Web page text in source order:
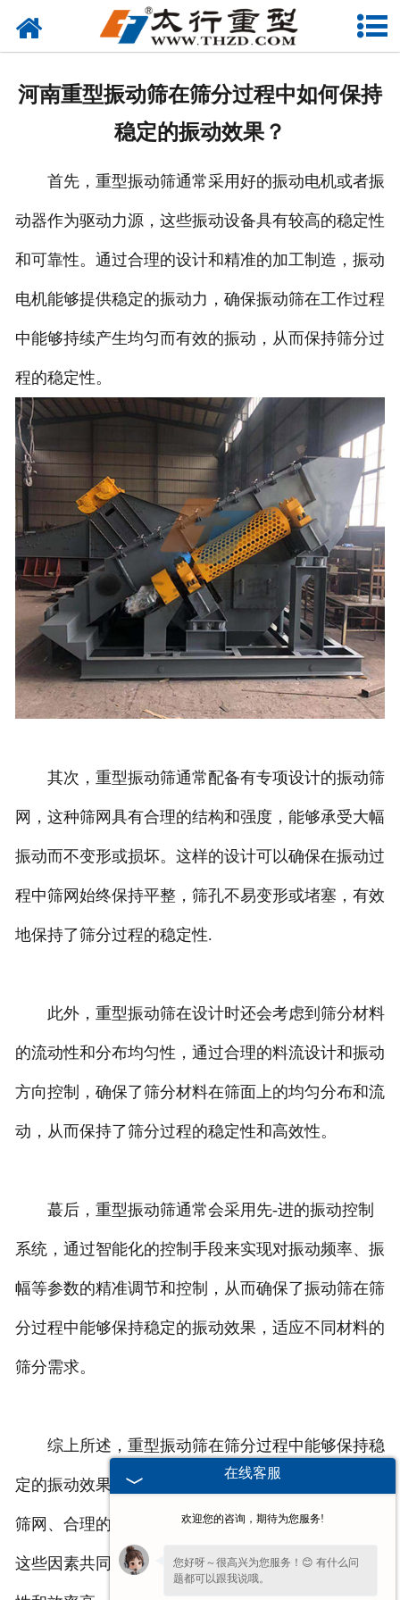
网站首页
联系我们
河南重型振动筛在筛分过程中如何保持
稳定的振动效果？
首先，重型振动筛通常采用好的振动电机或者振
动器作为驱动力源，这些振动设备具有较高的稳定性
和可靠性。通过合理的设计和精准的加工制造，振动
电机能够提供稳定的振动力，确保振动筛在工作过程
中能够持续产生均匀而有效的振动，从而保持筛分过
程的稳定性。
其次，重型振动筛通常配备有专项设计的振动筛
网，这种筛网具有合理的结构和强度，能够承受大幅
振动而不变形或损坏。这样的设计可以确保在振动过
程中筛网始终保持平整，筛孔不易变形或堵塞，有效
地保持了筛分过程的稳定性.
此外，重型振动筛在设计时还会考虑到筛分材料
的流动性和分布均匀性，通过合理的料流设计和振动
方向控制，确保了筛分材料在筛面上的均匀分布和流
动，从而保持了筛分过程的稳定性和高效性。
蕞后，重型振动筛通常会采用先-进的振动控制
系统，通过智能化的控制手段来实现对振动频率、振
幅等参数的精准调节和控制，从而确保了振动筛在筛
分过程中能够保持稳定的振动效果，适应不同材料的
筛分需求。
综上所述，重型振动筛在筛分过程中能够保持稳
定的振动效果，依靠好的振动电机、专门设计的振动
筛网、合理的料流设计以及先-进的振动控制系统，
这些因素共同作用确保了振动筛在筛分过程中的稳定
在线客服
欢迎您的咨询，期待为您服务!
您好呀～很高兴为您服务！😊 有什么问
题都可以跟我说哦。